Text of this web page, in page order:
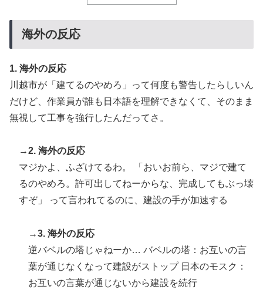
海外の反応
1. 海外の反応
川越市が「建てるのやめろ」って何度も警告したらしいん
だけど、作業員が誰も日本語を理解できなくて、そのまま
無視して工事を強行したんだってさ。
→2. 海外の反応
マジかよ、ふざけてるわ。 「おいお前ら、マジで建て
るのやめろ。許可出してねーからな、完成してもぶっ壊
すぞ」 って言われてるのに、建設の手が加速する
→3. 海外の反応
逆バベルの塔じゃねーか… バベルの塔：お互いの言
葉が通じなくなって建設がストップ 日本のモスク：
お互いの言葉が通じないから建設を続行